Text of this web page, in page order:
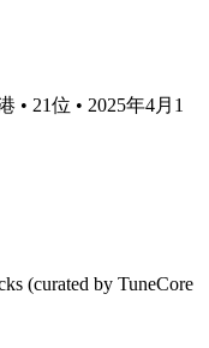
• 21位 • 2025年4月1
(curated by TuneCore